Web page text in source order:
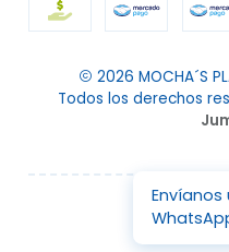
2026 MOCHA´S
Todos los derechos
Envíanos